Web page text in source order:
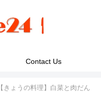
Contact Us
【きょうの料理】白菜と肉だん